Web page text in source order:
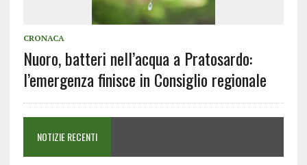
CRONACA
Nuoro, batteri nell’acqua a Pratosardo:
l’emergenza finisce in Consiglio regionale
NOTIZIE RECENTI